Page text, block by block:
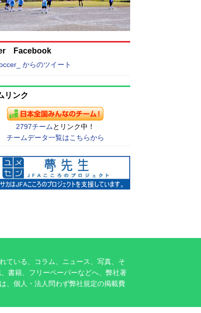
Facebook
からのツイート
リンク
2797チーム とリンク中！
チームデータ一覧はこちらから
ている、コラム、ニュース、写真、そ
書籍、フリーペーパーなどへ、弊社著
、個人・法人問わず弊社規定の掲載費